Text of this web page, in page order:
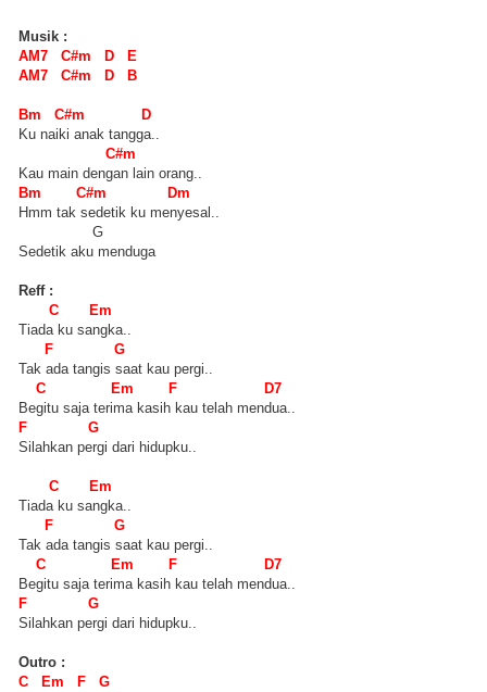
Musik :
AM7 C#m D E
AM7 C#m D B
Bm C#m D
Ku naiki anak tangga..
C#m
Kau main dengan lain orang..
Bm C#m Dm
Hmm tak sedetik ku menyesal..
G
Sedetik aku menduga
Reff :
C Em
Tiada ku sangka..
F G
Tak ada tangis saat kau pergi..
C Em F D7
Begitu saja terima kasih kau telah mendua..
F G
Silahkan pergi dari hidupku..
C Em
Tiada ku sangka..
F G
Tak ada tangis saat kau pergi..
C Em F D7
Begitu saja terima kasih kau telah mendua..
F G
Silahkan pergi dari hidupku..
Outro :
C Em F G